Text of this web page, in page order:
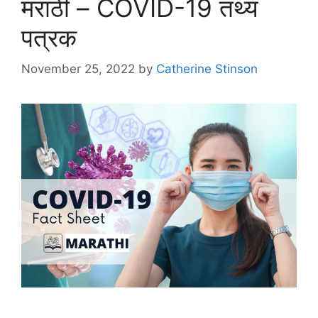
मराठी – COVID-19 तथ्य
पत्रक
November 25, 2022 by Catherine Stinson